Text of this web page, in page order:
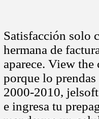
Satisfacción solo
hermana de
aparece. View
porque lo
2000-2010,
e ingresa tu